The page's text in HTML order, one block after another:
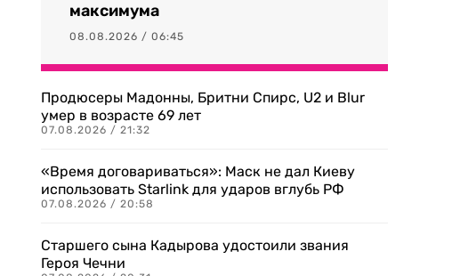
максимума
08.08.2026 / 06:45
Продюсеры Мадонны, Бритни Спирс, U2 и Blur
умер в возрасте 69 лет
07.08.2026 / 21:32
«Время договариваться»: Маск не дал Киеву
использовать Starlink для ударов вглубь РФ
07.08.2026 / 20:58
Старшего сына Кадырова удостоили звания
Героя Чечни